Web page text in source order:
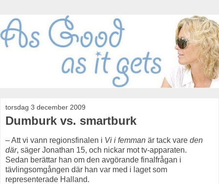
torsdag 3 december 2009
Dumburk vs. smartburk
– Att vi vann regionsfinalen i Vi i femman är tack vare den
där, säger Jonathan 15, och nickar mot tv-apparaten.
Sedan berättar han om den avgörande finalfrågan i
tävlingsomgången där han var med i laget som
representerade Halland.